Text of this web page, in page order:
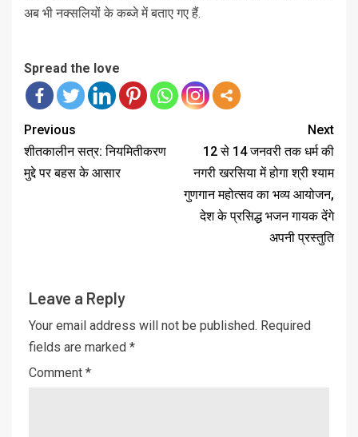
अब भी नक्सलियों के कब्जे में बताए गए हैं.
Spread the love
Previous
शीतकालीन सत्र: नियमितीकरण
मुद्दे पर बहस के आसार
Next
12 से 14 जनवरी तक धर्म की
नगरी खरसिया में होगा श्री श्याम
गुणगान महोत्सव का भव्य आयोजन,
देश के प्रसिद्ध भजन गायक देंगे
अपनी प्रस्तुति
Leave a Reply
Your email address will not be published. Required
fields are marked *
Comment *